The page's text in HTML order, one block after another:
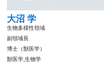
大沼 学
生物多様性領域
副領域長
博士（獣医学）
獣医学,生物学